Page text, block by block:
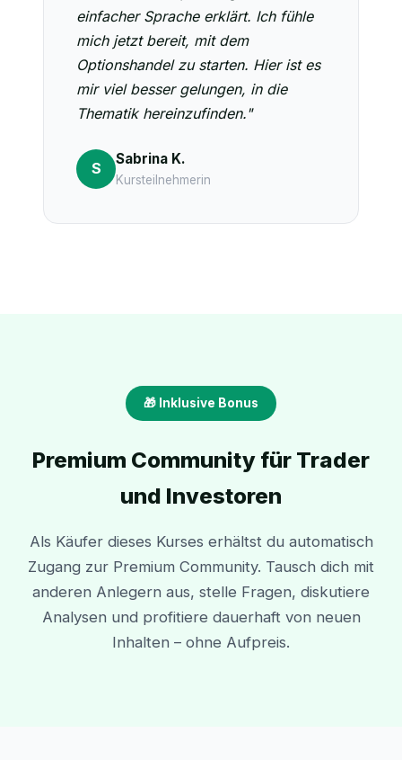
einfacher Sprache erklärt. Ich fühle
mich jetzt bereit, mit dem
Optionshandel zu starten. Hier ist es
mir viel besser gelungen, in die
Thematik hereinzufinden."
S
Sabrina K.
Kursteilnehmerin
🎁 Inklusive Bonus
Premium Community für Trader
und Investoren
Als Käufer dieses Kurses erhältst du automatisch
Zugang zur Premium Community. Tausch dich mit
anderen Anlegern aus, stelle Fragen, diskutiere
Analysen und profitiere dauerhaft von neuen
Inhalten – ohne Aufpreis.